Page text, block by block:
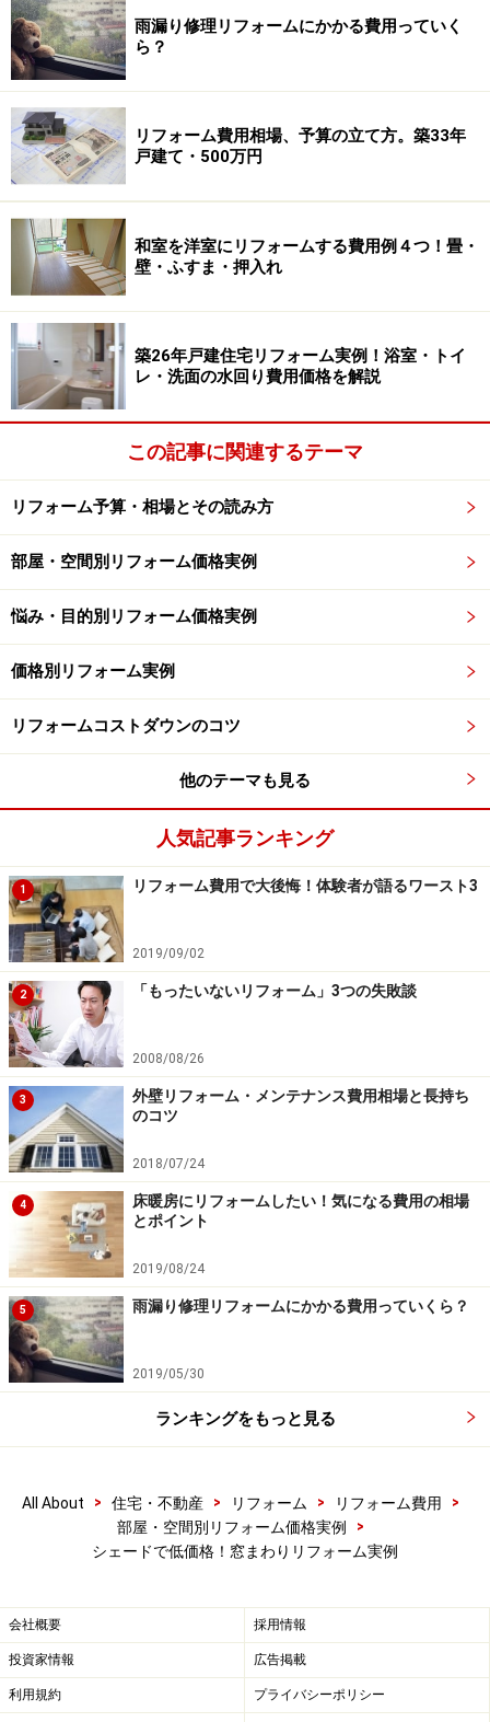
雨漏り修理リフォームにかかる費用っていく
ら？
リフォーム費用相場、予算の立て方。築33年
戸建て・500万円
和室を洋室にリフォームする費用例４つ！畳・
壁・ふすま・押入れ
築26年戸建住宅リフォーム実例！浴室・トイ
レ・洗面の水回り費用価格を解説
この記事に関連するテーマ
リフォーム予算・相場とその読み方
部屋・空間別リフォーム価格実例
悩み・目的別リフォーム価格実例
価格別リフォーム実例
リフォームコストダウンのコツ
他のテーマも見る
人気記事ランキング
1 リフォーム費用で大後悔！体験者が語るワースト3
2019/09/02
2 「もったいないリフォーム」3つの失敗談
2008/08/26
3
外壁リフォーム・メンテナンス費用相場と長持ち
のコツ
2018/07/24
4
床暖房にリフォームしたい！気になる費用の相場
とポイント
2019/08/24
5 雨漏り修理リフォームにかかる費用っていくら？
2019/05/30
ランキングをもっと見る
All About > 住宅・不動産 > リフォーム > リフォーム費用
>
部屋・空間別リフォーム価格実例
>
シェードで低価格！窓まわりリフォーム実例
会社概要 採用情報
投資家情報 広告掲載
利用規約 プライバシーポリシー